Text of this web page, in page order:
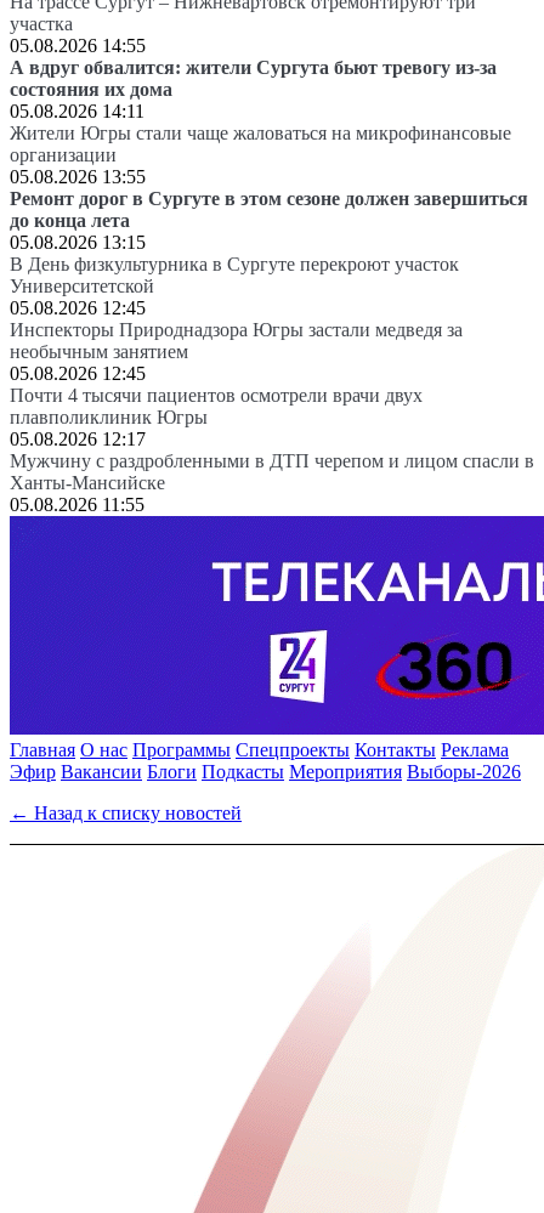
участка
05.08.2026 14:55
А вдруг обвалится: жители Сургута бьют тревогу из-за
состояния их дома
05.08.2026 14:11
Жители Югры стали чаще жаловаться на микрофинансовые
организации
05.08.2026 13:55
Ремонт дорог в Сургуте в этом сезоне должен завершиться
до конца лета
05.08.2026 13:15
В День физкультурника в Сургуте перекроют участок
Университетской
05.08.2026 12:45
Инспекторы Природнадзора Югры застали медведя за
необычным занятием
05.08.2026 12:45
Почти 4 тысячи пациентов осмотрели врачи двух
плавполиклиник Югры
05.08.2026 12:17
Мужчину с раздробленными в ДТП черепом и лицом спасли в
Ханты-Мансийске
05.08.2026 11:55
Главная О нас Программы Спецпроекты Контакты Реклама
Эфир Вакансии Блоги Подкасты Мероприятия Выборы-2026
← Назад к списку новостей